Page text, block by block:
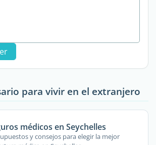
para vivir en el extranjero
médicos en Seychelles
y consejos para elegir la mejor